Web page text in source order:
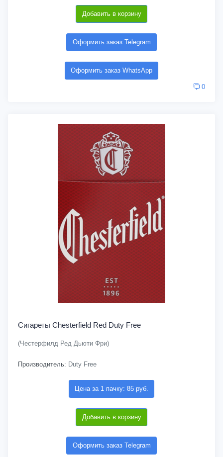
Добавить в корзину
Оформить заказ Telegram
Оформить заказ WhatsApp
0
Сигареты Chesterfield Red Duty Free
(Честерфилд Ред Дьюти Фри)
Производитель: Duty Free
Цена за 1 пачку: 85 руб.
Добавить в корзину
Оформить заказ Telegram